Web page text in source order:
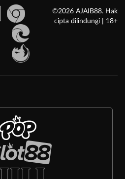
©2026 AJAIB88. Hak
cipta dilindungi | 18+